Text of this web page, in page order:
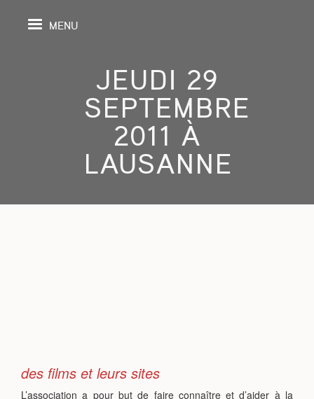
MENU
JEUDI 29
SEPTEMBRE
2011 À
LAUSANNE
des films et leurs sites
L’association a pour but de faire connaître et d’aider à la